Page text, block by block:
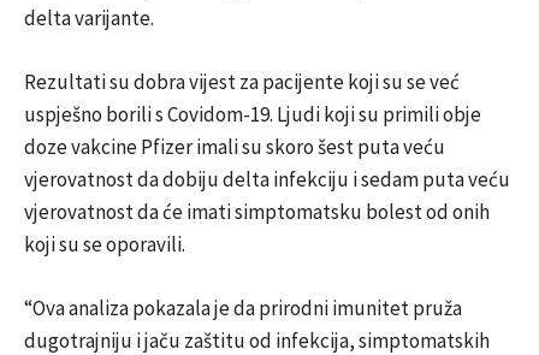
delta varijante.
Rezultati su dobra vijest za pacijente koji su se već
uspješno borili s Covidom-19. Ljudi koji su primili obje
doze vakcine Pfizer imali su skoro šest puta veću
vjerovatnost da dobiju delta infekciju i sedam puta veću
vjerovatnost da će imati simptomatsku bolest od onih
koji su se oporavili.
“Ova analiza pokazala je da prirodni imunitet pruža
dugotrajniju i jaču zaštitu od infekcija, simptomatskih